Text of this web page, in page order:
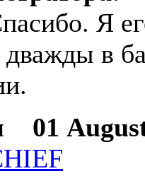
Я
в
01